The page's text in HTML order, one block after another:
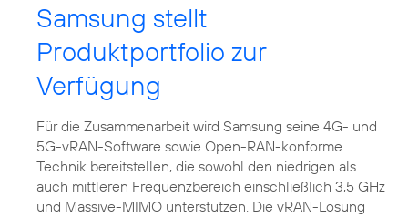
Samsung stellt
Produktportfolio zur
Verfügung
Für die Zusammenarbeit wird Samsung seine 4G- und
5G-vRAN-Software sowie Open-RAN-konforme
Technik bereitstellen, die sowohl den niedrigen als
auch mittleren Frequenzbereich einschließlich 3,5 GHz
und Massive-MIMO unterstützen. Die vRAN-Lösung